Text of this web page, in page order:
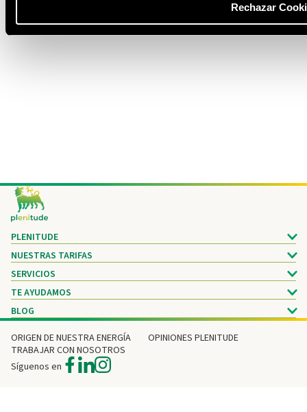
Rechazar
Footer
PLENITUDE
NUESTRAS TARIFAS
SERVICIOS
TE AYUDAMOS
BLOG
ORIGEN DE NUESTRA ENERGÍA
OPINIONES PLENITUDE
TRABAJAR CON NOSOTROS
Síguenos en